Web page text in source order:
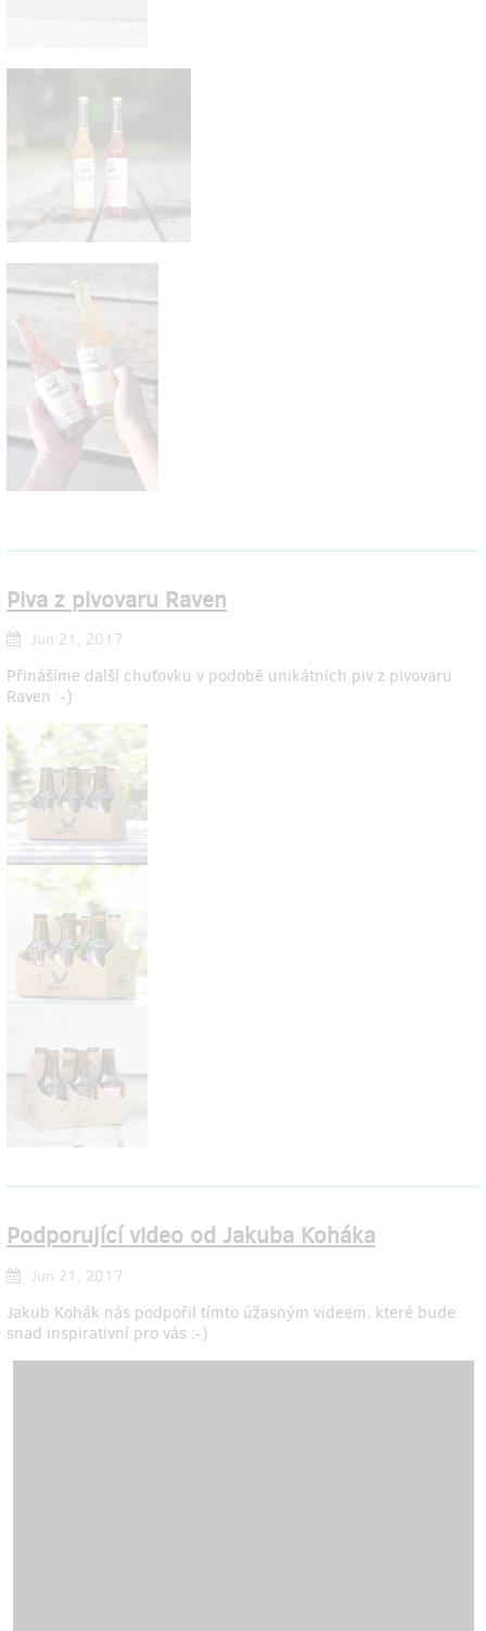
Piva z pivovaru Raven
Jun 21, 2017
Přinášíme další chuťovku v podobě unikátních piv z pivovaru
Raven :-)
Podporující video od Jakuba Koháka
Jun 21, 2017
Jakub Kohák nás podpořil tímto úžasným videem, které bude
snad inspirativní pro vás :-)